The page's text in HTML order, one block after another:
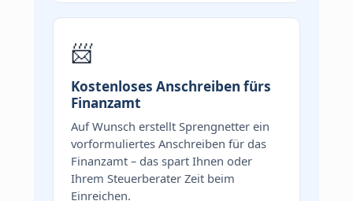
📨
Kostenloses Anschreiben fürs
Finanzamt
Auf Wunsch erstellt Sprengnetter ein
vorformuliertes Anschreiben für das
Finanzamt – das spart Ihnen oder
Ihrem Steuerberater Zeit beim
Einreichen.